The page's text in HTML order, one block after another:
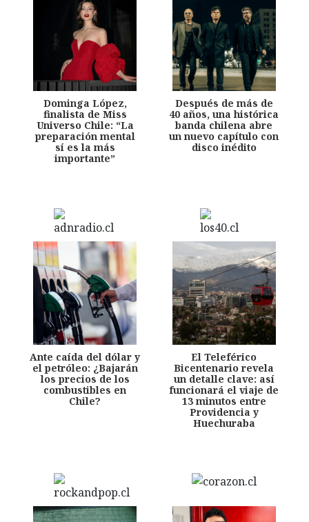
Dominga López,
finalista de Miss
Universo Chile: “La
preparación mental
sí es la más
importante”
Después de más de
40 años, una histórica
banda chilena abre
un nuevo capítulo con
disco inédito
Ante caída del dólar y
el petróleo: ¿Bajarán
los precios de los
combustibles en
Chile?
El Teleférico
Bicentenario revela
un detalle clave: así
funcionará el viaje de
13 minutos entre
Providencia y
Huechuraba